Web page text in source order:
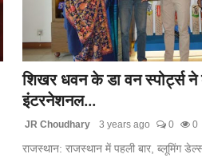
शिखर धवन के डा वन स्पोर्ट्स ने
इंटरनेशनल...
JR Choudhary 3 years ago 0 0
राजस्थान: राजस्थान में पहली बार, ब्लूमिंग